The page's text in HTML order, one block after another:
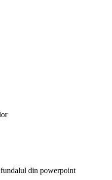
din powerpoint